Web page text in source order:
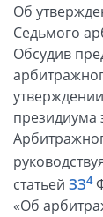
Об
Седьмого
Обсудив
президиума
статьей ЗЗ4
«Об